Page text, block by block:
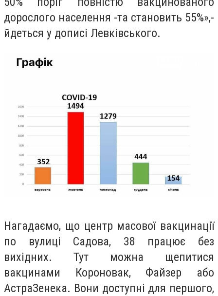
дорослого населення -та становить 55%»,-
йдеться у дописі Левківського.
Нагадаємо, що центр масової вакцинації
по вулиці Садова, 38 працює без
вихідних. Тут можна щепитися
вакцинами Короновак, Файзер або
АстраЗенека. Вони доступні для першого,